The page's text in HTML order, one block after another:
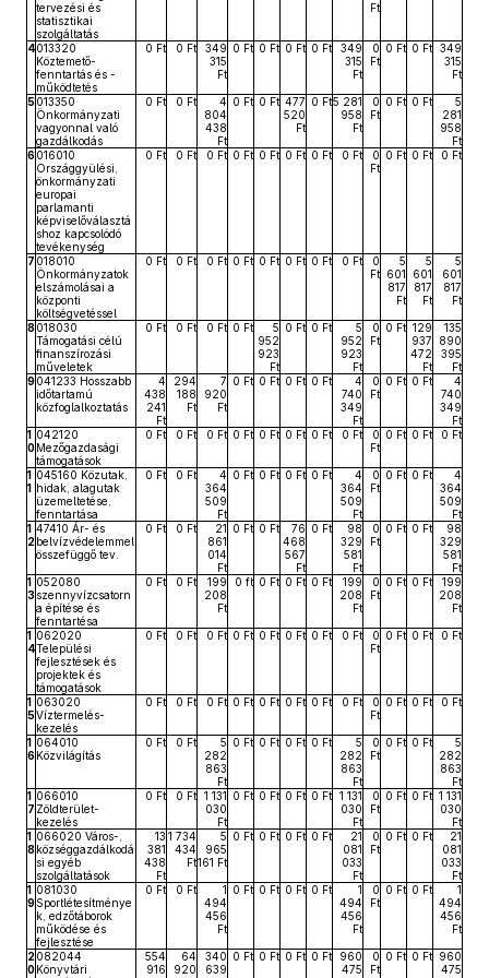
tervezési és
statisztikai
szolgáltatás
Ft
4013320
Köztemető-
fenntartás és -
működtetés
0 Ft 0 Ft
349
315
Ft
0 Ft 0 Ft 0 Ft 0 Ft
349
315
Ft
0
Ft
0 Ft 0 Ft 349
315
Ft
5013350
Önkormányzati
vagyonnal való
gazdálkodás
0 Ft 0 Ft
4
804
438
Ft
0 Ft 0 Ft 477
520
Ft
0 Ft5 281
958
Ft
0
Ft
0 Ft 0 Ft
5
281
958
Ft
6016010
Országgyülési,
önkormányzati
europai
parlamanti
képviselőválasztá
shoz kapcsolódó
tevékenység
0 Ft 0 Ft 0 Ft 0 Ft 0 Ft 0 Ft 0 Ft 0 Ft
0
Ft
0 Ft 0 Ft 0 Ft
7 018010
Önkormányzatok
elszámolásai a
központi
költségvetéssel
0 Ft 0 Ft 0 Ft 0 Ft 0 Ft 0 Ft 0 Ft 0 Ft
0
Ft
5
601
817
Ft
5
601
817
Ft
5
601
817
Ft
8018030
Támogatási célú
finanszírozási
műveletek
0 Ft 0 Ft 0 Ft 0 Ft
5
952
923
Ft
0 Ft 0 Ft
5
952
923
Ft
0
Ft
0 Ft 129
937
472
Ft
135
890
395
Ft
9041233 Hosszabb
időtartamú
közfoglalkoztatás
4
438
241
Ft
294
188
Ft
7
920
Ft
0 Ft 0 Ft 0 Ft 0 Ft
4
740
349
Ft
0
Ft
0 Ft 0 Ft
4
740
349
Ft
1
0
042120
Mezőgazdasági
támogatások
0 Ft 0 Ft 0 Ft 0 Ft 0 Ft 0 Ft 0 Ft 0 Ft
0
Ft
0 Ft 0 Ft 0 Ft
1
1
045160 Közutak,
hidak, alagutak
üzemeltetése,
fenntartása
0 Ft 0 Ft
4
364
509
Ft
0 Ft 0 Ft 0 Ft 0 Ft
4
364
509
Ft
0
Ft
0 Ft 0 Ft
4
364
509
Ft
1
2
47410 Ár- és
belvízvédelemmel
összefüggő tev.
0 Ft 0 Ft
21
861
014
Ft
0 Ft 0 Ft
76
468
567
Ft
0 Ft
98
329
581
Ft
0
Ft
0 Ft 0 Ft
98
329
581
Ft
1
3
052080
szennyvízcsatorn
a építése és
fenntartésa
0 Ft 0 Ft
199
208
Ft
0 ft 0 Ft 0 Ft 0 Ft
199
208
Ft
0
Ft
0 Ft 0 Ft
199
208
Ft
1
4
062020
Települési
fejlesztések és
projektek és
támogatások
0 Ft 0 Ft 0 Ft 0 Ft 0 Ft 0 Ft 0 Ft 0 Ft
0
Ft
0 Ft 0 Ft 0 Ft
1
5
063020
Víztermelés-
kezelés
0 Ft 0 Ft 0 Ft 0 Ft 0 Ft 0 Ft 0 Ft 0 Ft
0
Ft
0 Ft 0 Ft 0 Ft
1
6
064010
Közvilágítás
0 Ft 0 Ft
5
282
863
Ft
0 Ft 0 Ft 0 Ft 0 Ft
5
282
863
Ft
0
Ft
0 Ft 0 Ft
5
282
863
Ft
1
7
066010
Zöldterület-
kezelés
0 Ft 0 Ft 1 131
030
Ft
0 Ft 0 Ft 0 Ft 0 Ft 1 131
030
Ft
0
Ft
0 Ft 0 Ft 1 131
030
Ft
1
8
066020 Város-,
községgazdálkodá
si egyéb
szolgáltatások
13
381
438
Ft
1 734
434
Ft
5
965
161 Ft
0 Ft 0 Ft 0 Ft 0 Ft
21
081
033
Ft
0
Ft
0 Ft 0 Ft
21
081
033
Ft
1
9
081030
Sportlétesítménye
k, edzőtáborok
működése és
fejlesztése
0 Ft 0 Ft
1
494
456
Ft
0 Ft 0 Ft 0 Ft 0 Ft
1
494
456
Ft
0
Ft
0 Ft 0 Ft
1
494
456
Ft
2
0
082044
Könyvtári
554
916
64
920
340
639
0 Ft 0 Ft 0 Ft 0 Ft
960
475
0
Ft
0 Ft 0 Ft 960
475